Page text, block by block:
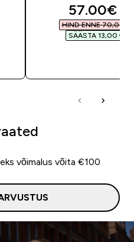
57.00€‎
HIND ENNE 70,00 €‎
SÄÄSTA 13,00 €‎
võimalus võita €100